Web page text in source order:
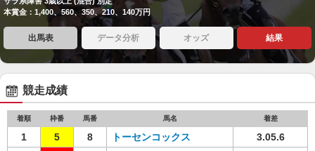
本賞金：1,400、560、350、210、140万円
出馬表 データ分析 オッズ 結果
競走成績
着順 枠番 馬番 馬名 着差
1 5 8 トーセンコックス
3.05.6